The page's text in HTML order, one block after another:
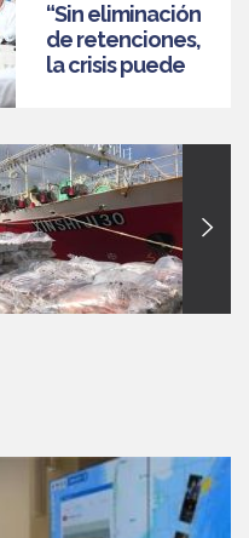
“Sin eliminación
de retenciones,
la crisis puede
marítimo”